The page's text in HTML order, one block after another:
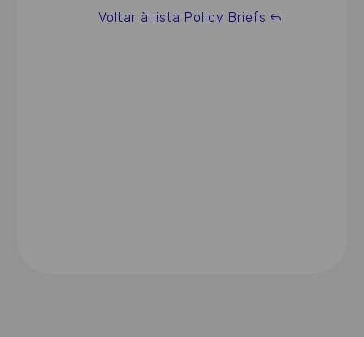
Voltar à lista Policy Briefs